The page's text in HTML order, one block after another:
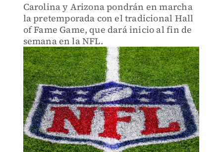
Carolina y Arizona pondrán en marcha
la pretemporada con el tradicional Hall
of Fame Game, que dará inicio al fin de
semana en la NFL.